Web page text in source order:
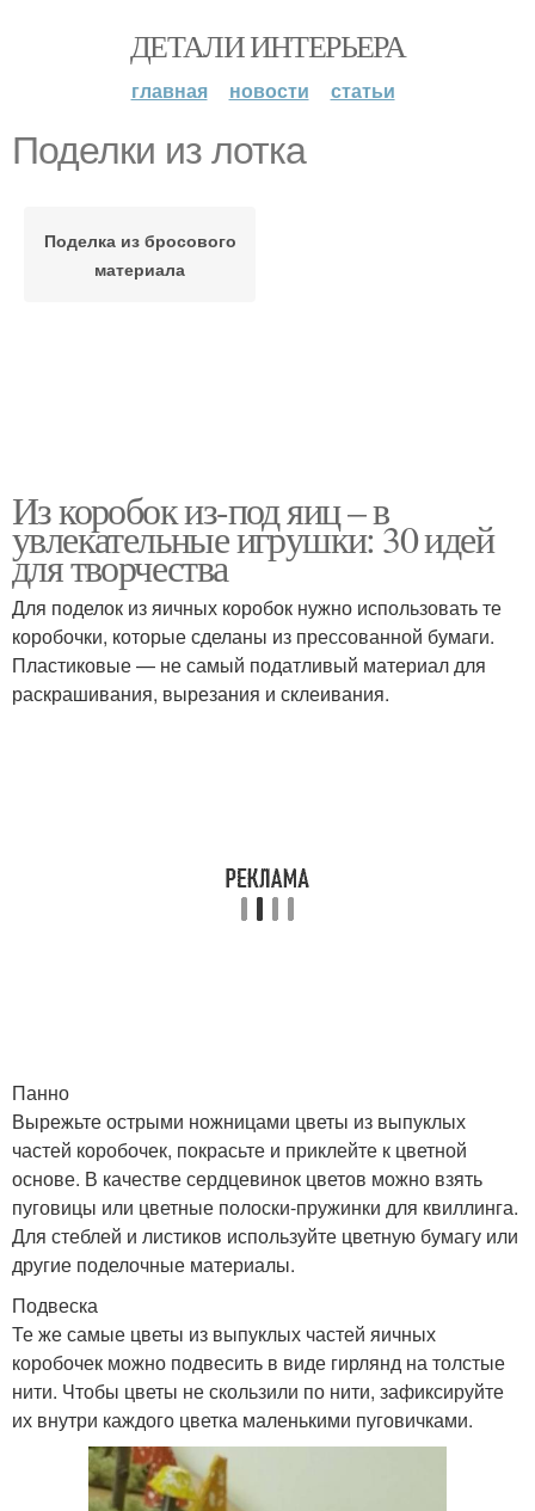
ДЕТАЛИ ИНТЕРЬЕРА
главная новости статьи
Поделки из лотка
Поделка из бросового
материала
Из коробок из-под яиц – в
увлекательные игрушки: 30 идей
для творчества
Для поделок из яичных коробок нужно использовать те
коробочки, которые сделаны из прессованной бумаги.
Пластиковые — не самый податливый материал для
раскрашивания, вырезания и склеивания.
Панно
Вырежьте острыми ножницами цветы из выпуклых
частей коробочек, покрасьте и приклейте к цветной
основе. В качестве сердцевинок цветов можно взять
пуговицы или цветные полоски-пружинки для квиллинга.
Для стеблей и листиков используйте цветную бумагу или
другие поделочные материалы.
Подвеска
Те же самые цветы из выпуклых частей яичных
коробочек можно подвесить в виде гирлянд на толстые
нити. Чтобы цветы не скользили по нити, зафиксируйте
их внутри каждого цветка маленькими пуговичками.